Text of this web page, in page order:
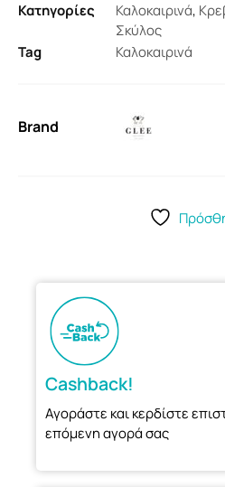
Κατηγορίες
Καλοκαιρινά,
Σκύλος
Tag
Καλοκαιρινά
Brand
Cashback!
Αγοράστε και κερδίστε
επόμενη αγορά σας